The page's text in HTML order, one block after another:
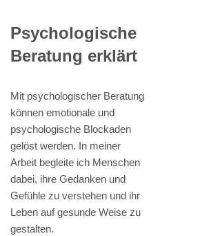
Psychologische
Beratung erklärt
Mit psychologischer Beratung
können emotionale und
psychologische Blockaden
gelöst werden. In meiner
Arbeit begleite ich Menschen
dabei, ihre Gedanken und
Gefühle zu verstehen und ihr
Leben auf gesunde Weise zu
gestalten.